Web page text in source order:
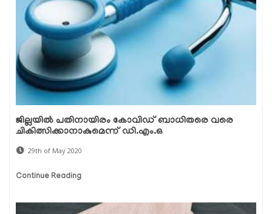
ജില്ലയില്‍ പതിനായിരം കോവിഡ് ബാധിതരെ വരെ
ചികിത്സിക്കാനാകുമെന്ന് ഡി.എം.ഒ
29th of May 2020
Continue Reading